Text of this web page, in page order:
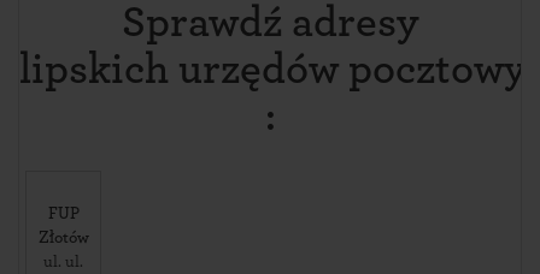
Sprawdź adresy
lipskich urzędów
:
FUP
Złotów
ul. ul.